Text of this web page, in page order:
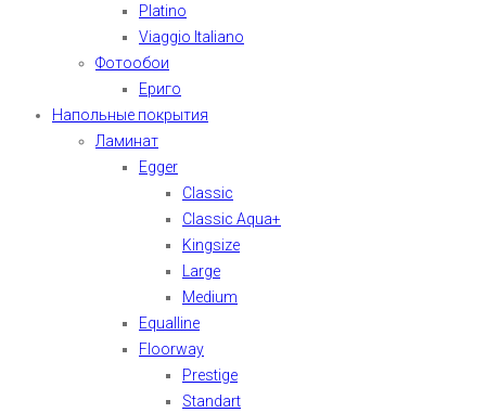
Platino
Viaggio Italiano
Фотообои
Ериго
Напольные покрытия
Ламинат
Egger
Classic
Classic Aqua+
Kingsize
Large
Medium
Equalline
Floorway
Prestige
Standart